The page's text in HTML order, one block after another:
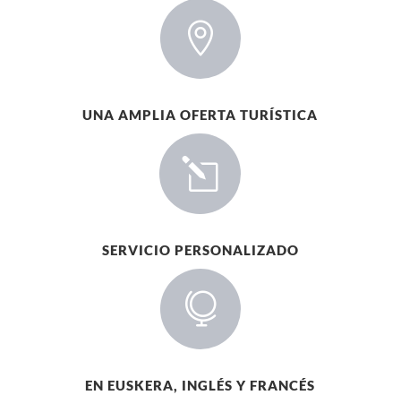

UNA AMPLIA OFERTA TURÍSTICA
l
SERVICIO PERSONALIZADO

EN EUSKERA, INGLÉS Y FRANCÉS